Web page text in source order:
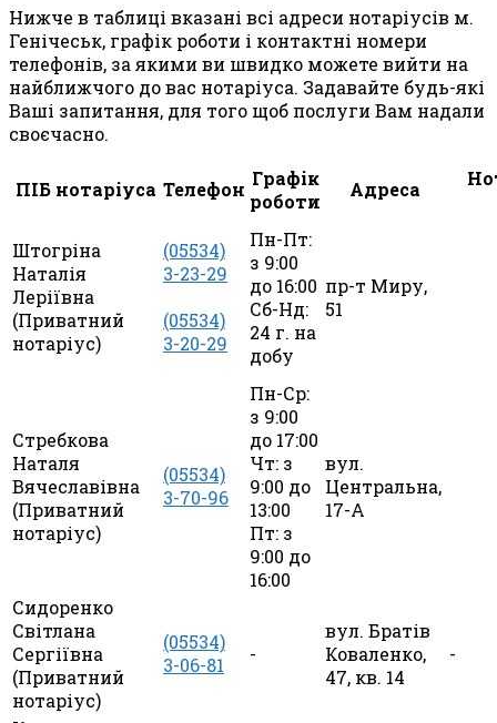
Нижче в таблиці вказані всі адреси нотаріусів м.
Генічеськ, графік роботи і контактні номери
телефонів, за якими ви швидко можете вийти на
найближчого до вас нотаріуса. Задавайте будь-які
Ваші запитання, для того щоб послуги Вам надали
своєчасно.
ПІБ нотаріуса Телефон Графік
роботи
Адреса
Штогріна
Наталія
Леріївна
(Приватний
нотаріус)
(05534)
3-23-29
(05534)
3-20-29
Пн-Пт:
з 9:00
до 16:00
Сб-Нд:
24 г. на
добу
пр-т Миру,
51
Стребкова
Наталя
Вячеславівна
(Приватний
нотаріус)
(05534)
3-70-96
Пн-Ср:
з 9:00
до 17:00
Чт: з
9:00 до
13:00
Пт: з
9:00 до
16:00
вул.
Центральна,
17-А
Сидоренко
Світлана
Сергіївна
(Приватний
нотаріус)
(05534)
3-06-81
-
вул. Братів
Коваленко,
47, кв. 14
-